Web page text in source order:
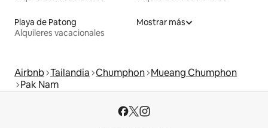
Playa de Patong
Alquileres vacacionales
Mostrar más
Airbnb Tailandia Chumphon Mueang Chumphon
Pak Nam